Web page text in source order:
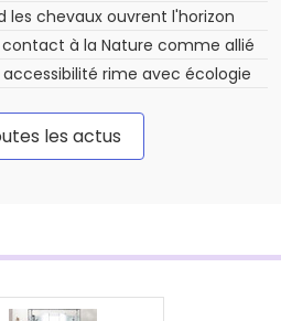
les chevaux ouvrent l'horizon
contact à la Nature comme allié
accessibilité rime avec écologie
les actus